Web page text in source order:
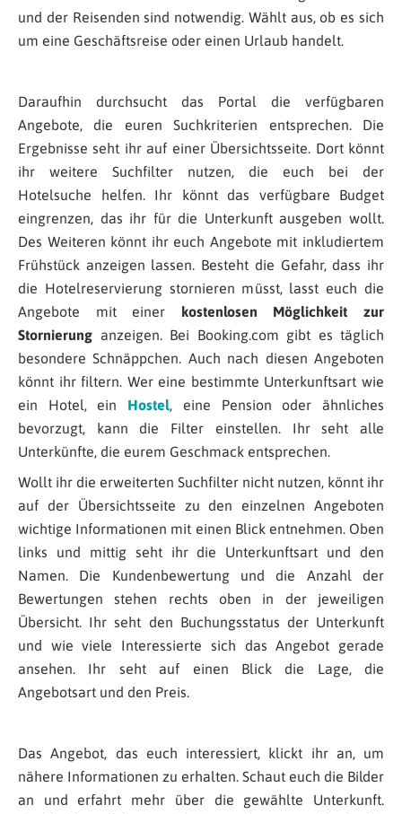
und der Reisenden sind notwendig. Wählt aus, ob es sich
um eine Geschäftsreise oder einen Urlaub handelt.
Daraufhin durchsucht das Portal die verfügbaren
Angebote, die euren Suchkriterien entsprechen. Die
Ergebnisse seht ihr auf einer Übersichtsseite. Dort könnt
ihr weitere Suchfilter nutzen, die euch bei der
Hotelsuche helfen. Ihr könnt das verfügbare Budget
eingrenzen, das ihr für die Unterkunft ausgeben wollt.
Des Weiteren könnt ihr euch Angebote mit inkludiertem
Frühstück anzeigen lassen. Besteht die Gefahr, dass ihr
die Hotelreservierung stornieren müsst, lasst euch die
Angebote mit einer kostenlosen Möglichkeit zur
Stornierung anzeigen. Bei Booking.com gibt es täglich
besondere Schnäppchen. Auch nach diesen Angeboten
könnt ihr filtern. Wer eine bestimmte Unterkunftsart wie
ein Hotel, ein Hostel, eine Pension oder ähnliches
bevorzugt, kann die Filter einstellen. Ihr seht alle
Unterkünfte, die eurem Geschmack entsprechen.
Wollt ihr die erweiterten Suchfilter nicht nutzen, könnt ihr
auf der Übersichtsseite zu den einzelnen Angeboten
wichtige Informationen mit einen Blick entnehmen. Oben
links und mittig seht ihr die Unterkunftsart und den
Namen. Die Kundenbewertung und die Anzahl der
Bewertungen stehen rechts oben in der jeweiligen
Übersicht. Ihr seht den Buchungsstatus der Unterkunft
und wie viele Interessierte sich das Angebot gerade
ansehen. Ihr seht auf einen Blick die Lage, die
Angebotsart und den Preis.
Das Angebot, das euch interessiert, klickt ihr an, um
nähere Informationen zu erhalten. Schaut euch die Bilder
an und erfahrt mehr über die gewählte Unterkunft.